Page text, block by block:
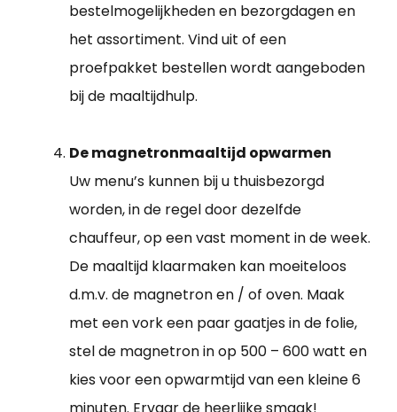
bestelmogelijkheden en bezorgdagen en
het assortiment. Vind uit of een
proefpakket bestellen wordt aangeboden
bij de maaltijdhulp.
De magnetronmaaltijd opwarmen
Uw menu’s kunnen bij u thuisbezorgd
worden, in de regel door dezelfde
chauffeur, op een vast moment in de week.
De maaltijd klaarmaken kan moeiteloos
d.m.v. de magnetron en / of oven. Maak
met een vork een paar gaatjes in de folie,
stel de magnetron in op 500 – 600 watt en
kies voor een opwarmtijd van een kleine 6
minuten. Ervaar de heerlijke smaak!